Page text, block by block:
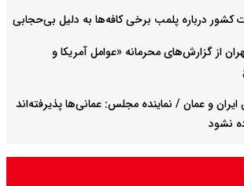
درباره پلمب برخی کافه‌ها به دلیل بی‌حجابی
از گزارش‌های محرمانه «عوامل آمریکا و
ایران و عمان / نماینده مجلس: عمانی‌ها پذیرفته‌اند
نشود
را تا زمانی که دشمن همه شرایط ما را بپذیرد